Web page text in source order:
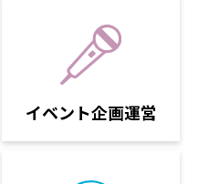
イベント企画運営